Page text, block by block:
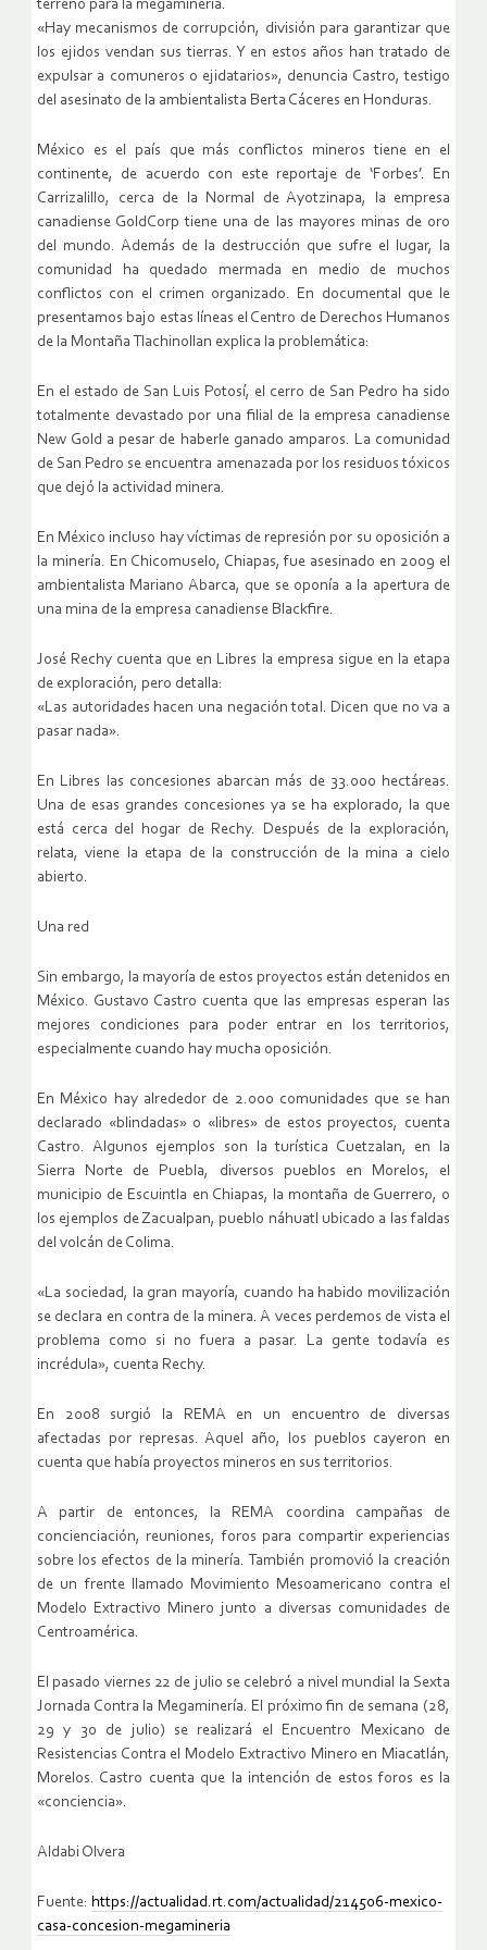
terreno para la megaminería.
«Hay mecanismos de corrupción, división para garantizar que
los ejidos vendan sus tierras. Y en estos años han tratado de
expulsar a comuneros o ejidatarios», denuncia Castro, testigo
del asesinato de la ambientalista Berta Cáceres en Honduras.
México es el país que más conflictos mineros tiene en el
continente, de acuerdo con este reportaje de ‘Forbes’. En
Carrizalillo, cerca de la Normal de Ayotzinapa, la empresa
canadiense GoldCorp tiene una de las mayores minas de oro
del mundo. Además de la destrucción que sufre el lugar, la
comunidad ha quedado mermada en medio de muchos
conflictos con el crimen organizado. En documental que le
presentamos bajo estas líneas el Centro de Derechos Humanos
de la Montaña Tlachinollan explica la problemática:
En el estado de San Luis Potosí, el cerro de San Pedro ha sido
totalmente devastado por una filial de la empresa canadiense
New Gold a pesar de haberle ganado amparos. La comunidad
de San Pedro se encuentra amenazada por los residuos tóxicos
que dejó la actividad minera.
En México incluso hay víctimas de represión por su oposición a
la minería. En Chicomuselo, Chiapas, fue asesinado en 2009 el
ambientalista Mariano Abarca, que se oponía a la apertura de
una mina de la empresa canadiense Blackfire.
José Rechy cuenta que en Libres la empresa sigue en la etapa
de exploración, pero detalla:
«Las autoridades hacen una negación total. Dicen que no va a
pasar nada».
En Libres las concesiones abarcan más de 33.000 hectáreas.
Una de esas grandes concesiones ya se ha explorado, la que
está cerca del hogar de Rechy. Después de la exploración,
relata, viene la etapa de la construcción de la mina a cielo
abierto.
Una red
Sin embargo, la mayoría de estos proyectos están detenidos en
México. Gustavo Castro cuenta que las empresas esperan las
mejores condiciones para poder entrar en los territorios,
especialmente cuando hay mucha oposición.
En México hay alrededor de 2.000 comunidades que se han
declarado «blindadas» o «libres» de estos proyectos, cuenta
Castro. Algunos ejemplos son la turística Cuetzalan, en la
Sierra Norte de Puebla, diversos pueblos en Morelos, el
municipio de Escuintla en Chiapas, la montaña de Guerrero, o
los ejemplos de Zacualpan, pueblo náhuatl ubicado a las faldas
del volcán de Colima.
«La sociedad, la gran mayoría, cuando ha habido movilización
se declara en contra de la minera. A veces perdemos de vista el
problema como si no fuera a pasar. La gente todavía es
incrédula», cuenta Rechy.
En 2008 surgió la REMA en un encuentro de diversas
afectadas por represas. Aquel año, los pueblos cayeron en
cuenta que había proyectos mineros en sus territorios.
A partir de entonces, la REMA coordina campañas de
concienciación, reuniones, foros para compartir experiencias
sobre los efectos de la minería. También promovió la creación
de un frente llamado Movimiento Mesoamericano contra el
Modelo Extractivo Minero junto a diversas comunidades de
Centroamérica.
El pasado viernes 22 de julio se celebró a nivel mundial la Sexta
Jornada Contra la Megaminería. El próximo fin de semana (28,
29 y 30 de julio) se realizará el Encuentro Mexicano de
Resistencias Contra el Modelo Extractivo Minero en Miacatlán,
Morelos. Castro cuenta que la intención de estos foros es la
«conciencia».
Aldabi Olvera
Fuente: https://actualidad.rt.com/actualidad/214506-mexico-
casa-concesion-megamineria